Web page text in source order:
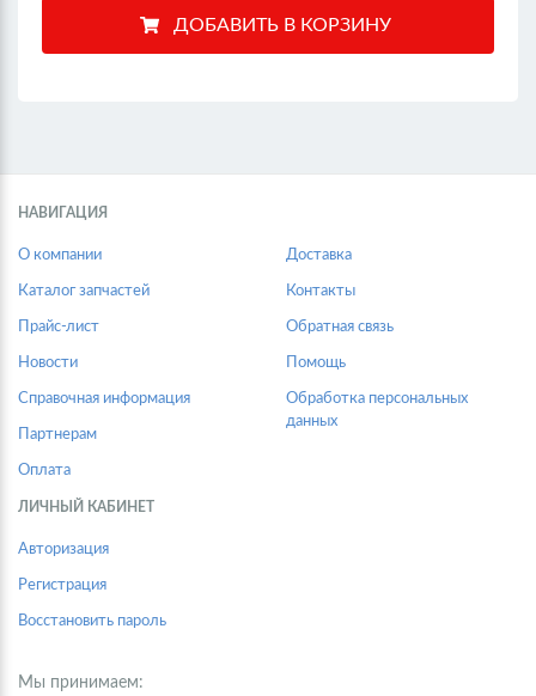
НАВИГАЦИЯ
О компании
Каталог запчастей
Прайс-лист
Новости
Справочная информация
Партнерам
Оплата
Доставка
Контакты
Обратная связь
Помощь
Обработка персональных
данных
ЛИЧНЫЙ КАБИНЕТ
Авторизация
Регистрация
Восстановить пароль
Мы принимаем: